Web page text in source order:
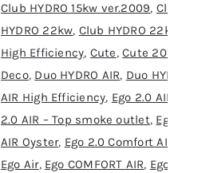
Club HYDRO 15kw ver.2009, Club
HYDRO 22kw, Club HYDRO 22kw
High Efficiency, Cute,Cute 2016
Deco, Duo HYDRO AIR, Duo HYDRO
AIR High Efficiency, Ego 2.0 AIR
2.0 AIR – Top smoke outlet, Ego 2.0
AIR Oyster, Ego 2.0 Comfort AIR
Ego Air, Ego COMFORT AIR, Ego